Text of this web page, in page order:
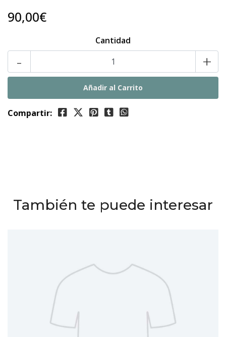
90,00€
Cantidad
- +
Compartir:
También te puede interesar